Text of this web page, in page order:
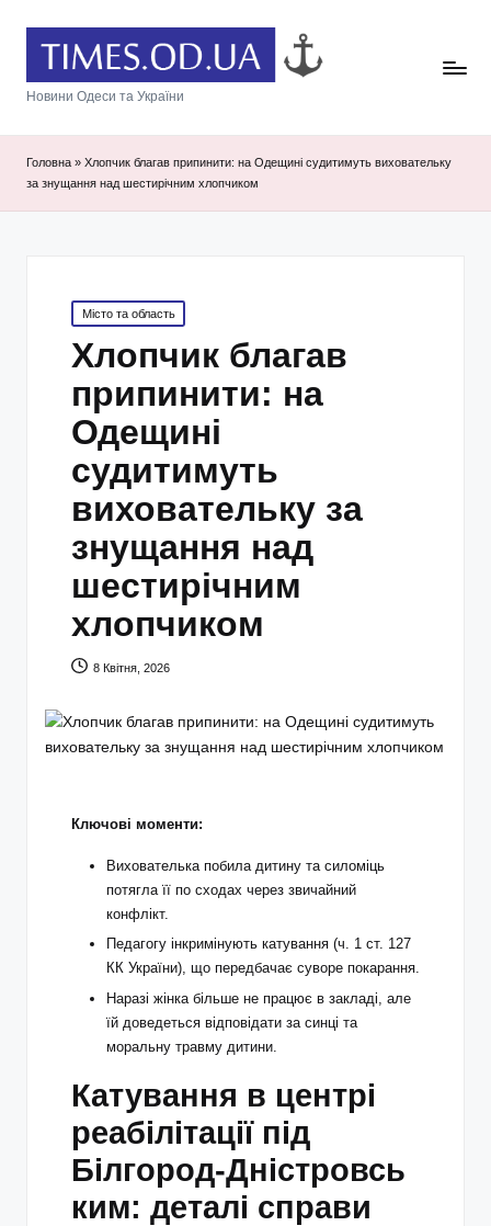
Новини Одеси та України
Головна » Хлопчик благав припинити: на Одещині судитимуть виховательку
за знущання над шестирічним хлопчиком
Posted
in
Місто та область
Хлопчик благав
припинити: на
Одещині
судитимуть
виховательку за
знущання над
шестирічним
хлопчиком
8 Квітня, 2026
Ключові моменти:
Вихователька побила дитину та силоміць
потягла її по сходах через звичайний
конфлікт.
Педагогу інкримінують катування (ч. 1 ст. 127
КК України), що передбачає суворе покарання.
Наразі жінка більше не працює в закладі, але
їй доведеться відповідати за синці та
моральну травму дитини.
Катування в центрі
реабілітації під
Білгород‑Дністровсь
ким: деталі справи